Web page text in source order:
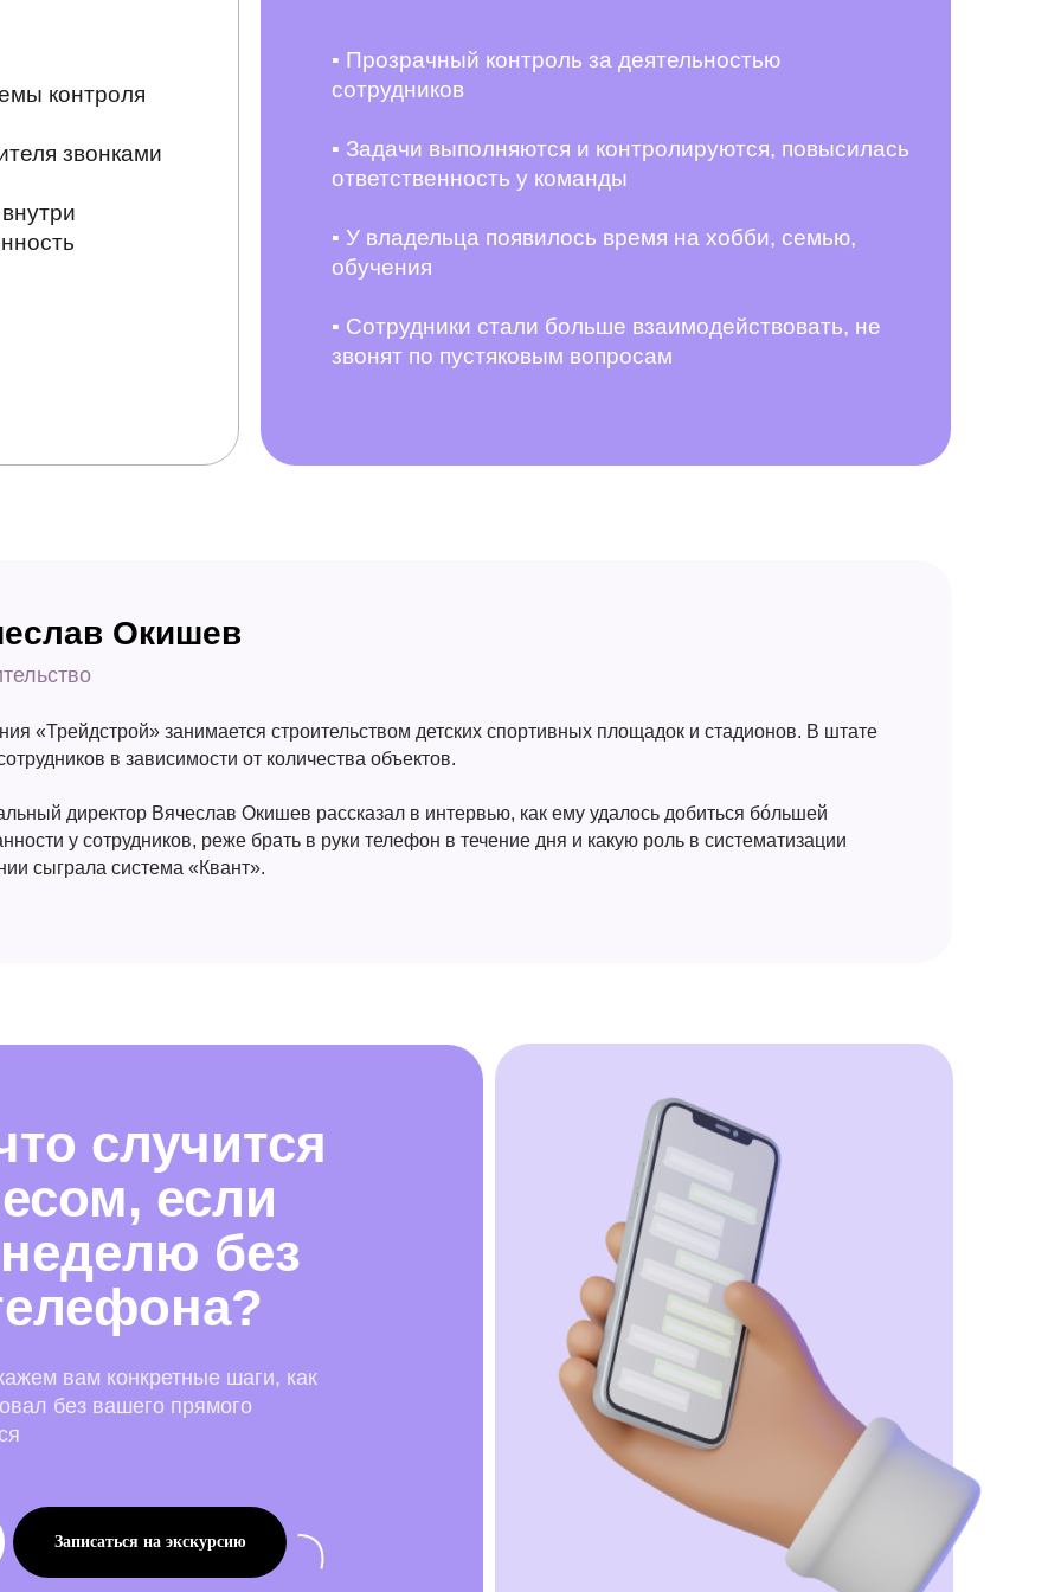
контроля
звонками
▪ Прозрачный контроль за деятельностью
сотрудников
▪ Задачи выполняются и контролируются, повысилась
ответственность у команды
▪ У владельца появилось время на хобби, семью,
обучения
▪ Сотрудники стали больше взаимодействовать, не
звонят по пустяковым вопросам
Окишев
«Трейдстрой» занимается строительством детских спортивных площадок и стадионов. В штате
в зависимости от количества объектов.
директор Вячеслав Окишев рассказал в интервью, как ему удалось добиться бóльшей
у сотрудников, реже брать в руки телефон в течение дня и какую роль в систематизации
сыграла система «Квант».
случится
если
без
вам конкретные шаги, как
без вашего прямого
Записаться на экскурсию